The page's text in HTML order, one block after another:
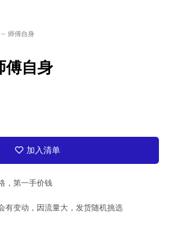
师傅自身
傅自身
加入清单
，第一手价钱
有变动，因流量大，发货随机挑选